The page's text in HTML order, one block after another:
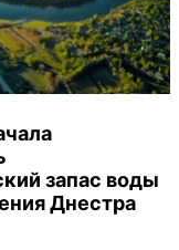
запас воды
Днестра